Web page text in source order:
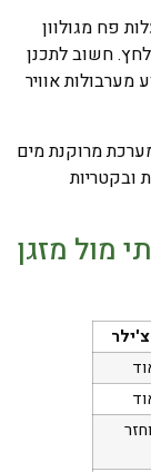
פח מגולוון
לחץ. חשוב לתכנן
מערבולות אוויר
מרוקנת מים
ובקטריות
מול מזגן